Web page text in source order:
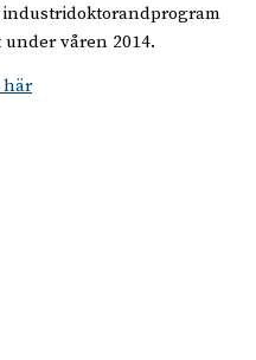
våren 2014.
här